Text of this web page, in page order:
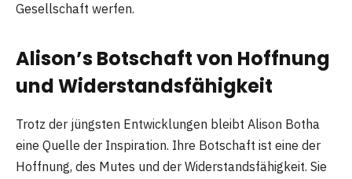
Gesellschaft werfen.
Alison’s Botschaft von Hoffnung
und Widerstandsfähigkeit
Trotz der jüngsten Entwicklungen bleibt Alison Botha
eine Quelle der Inspiration. Ihre Botschaft ist eine der
Hoffnung, des Mutes und der Widerstandsfähigkeit. Sie